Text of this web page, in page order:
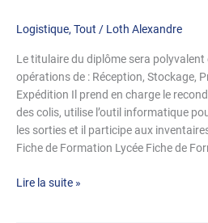
Logistique, Tout / Loth Alexandre
Le titulaire du diplôme sera polyvalent
opérations de : Réception, Stockage,
Expédition Il prend en charge le
des colis, utilise l’outil informatique
les sorties et il participe aux
Fiche de Formation Lycée Fiche de
Lire la suite »